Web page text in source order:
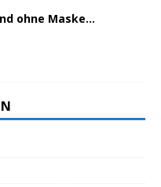
ohne Maske…